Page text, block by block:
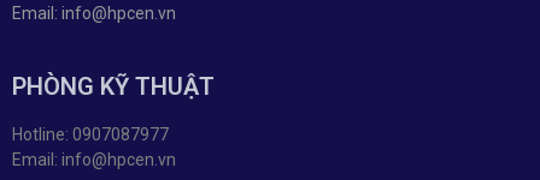
Email: info@hpcen.vn
PHÒNG KỸ THUẬT
Hotline: 0907087977
Email: info@hpcen.vn